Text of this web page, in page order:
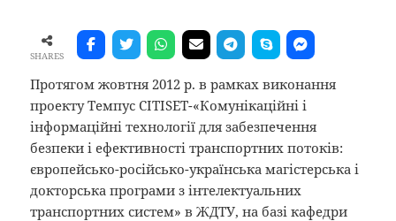
SHARES
Протягом жовтня 2012 р. в рамках виконання
проекту Темпус CITISET-«Комунікаційні і
інформаційні технології для забезпечення
безпеки і ефективності транспортних потоків:
європейсько-російсько-українська магістерська і
докторська програми з інтелектуальних
транспортних систем» в ЖДТУ, на базі кафедри